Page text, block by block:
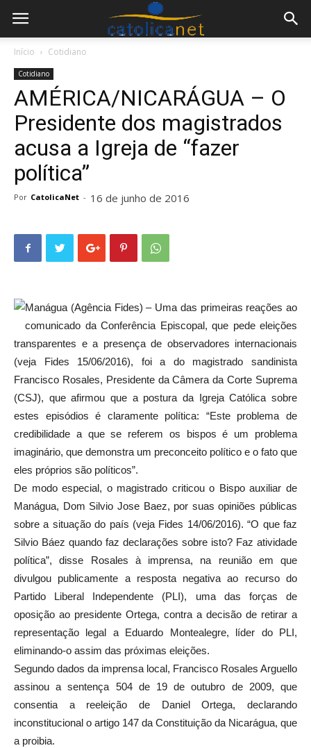
Início Cotidiano
Cotidiano
AMÉRICA/NICARÁGUA – O
Presidente dos magistrados
acusa a Igreja de “fazer
política”
Por CatolicaNet - 16 de junho de 2016
Manágua (Agência Fides) – Uma das primeiras reações ao
comunicado da Conferência Episcopal, que pede eleições
transparentes e a presença de observadores internacionais
(veja Fides 15/06/2016), foi a do magistrado sandinista
Francisco Rosales, Presidente da Câmera da Corte Suprema
(CSJ), que afirmou que a postura da Igreja Católica sobre
estes episódios é claramente política: “Este problema de
credibilidade a que se referem os bispos é um problema
imaginário, que demonstra um preconceito político e o fato que
eles próprios são políticos”.
De modo especial, o magistrado criticou o Bispo auxiliar de
Manágua, Dom Silvio Jose Baez, por suas opiniões públicas
sobre a situação do país (veja Fides 14/06/2016). “O que faz
Silvio Báez quando faz declarações sobre isto? Faz atividade
política”, disse Rosales à imprensa, na reunião em que
divulgou publicamente a resposta negativa ao recurso do
Partido Liberal Independente (PLI), uma das forças de
oposição ao presidente Ortega, contra a decisão de retirar a
representação legal a Eduardo Montealegre, líder do PLI,
eliminando-o assim das próximas eleições.
Segundo dados da imprensa local, Francisco Rosales Arguello
assinou a sentença 504 de 19 de outubro de 2009, que
consentia a reeleição de Daniel Ortega, declarando
inconstitucional o artigo 147 da Constituição da Nicarágua, que
a proibia.